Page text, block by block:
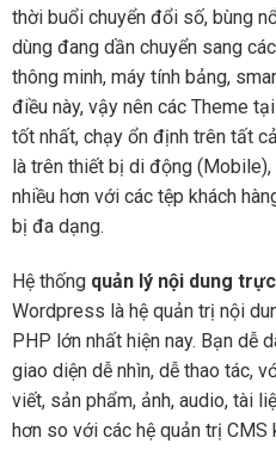
thời buổi chuyển đổi số, bùng
dùng đang dần chuyển sang
thông minh, máy tính bảng,
điều này, vậy nên các Theme tại
tốt nhất, chạy ổn định trên tất
là trên thiết bị di động
nhiều hơn với các tệp khách
bị đa dạng.
Hệ thống quản lý nội dung
Wordpress là hệ quản trị nội
PHP lớn nhất hiện nay. Bạn dễ
giao diện dễ nhìn, dễ thao tác,
viết, sản phẩm, ảnh, audio, tài
hơn so với các hệ quản trị CMS